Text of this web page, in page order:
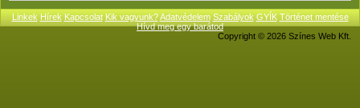
Linkek Hírek Kapcsolat Kik vagyunk? Adatvédelem Szabályok GYÍK Történet mentése
Hívd meg egy barátod
Copyright © 2026 Színes Web Kft.